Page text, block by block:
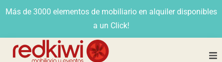
Más de 3000 elementos de mobiliario en alquiler disponibles
a un Click!